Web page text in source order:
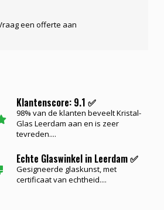
een offerte aan
Klantenscore: 9.1 ✅
98% van de klanten beveelt Kristal-
Glas Leerdam aan en is zeer
tevreden....
Echte Glaswinkel in Leerdam ✅
Gesigneerde glaskunst, met
certificaat van echtheid....